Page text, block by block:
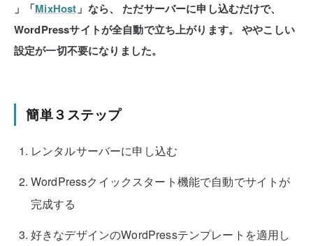
」「MixHost 」なら、
ただサーバーに申し込むだけで、
WordPressサイトが全自動で立ち上がります。 ややこしい
設定が一切不要になりました。
簡単３ステップ
レンタルサーバーに申し込む
WordPressクイックスタート機能で自動でサイトが
完成する
好きなデザインのWordPressテンプレートを適用し